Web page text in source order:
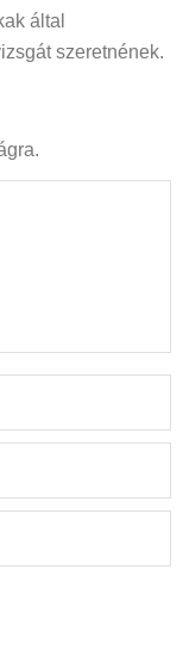
által
szeretnének.